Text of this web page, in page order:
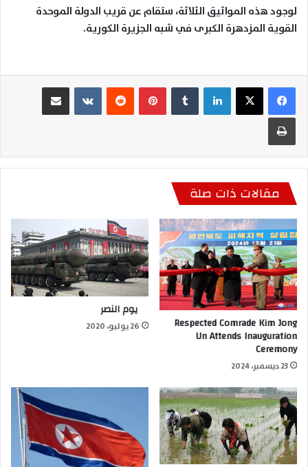
لوجود هذه المواثيق الثلاثة، ستقام عن قريب الدولة الموحدة
القوية المزدهرة الكبرى في شبه الجزيرة الكورية.
لينكدإن بينتيريست مشاركة عبر البريد
طباعة
مقالات ذات صلة
Respected Comrade Kim Jong
Un Attends Inauguration
Ceremony
23 ديسمبر، 2024
يوم النصر
26 يوليو، 2020